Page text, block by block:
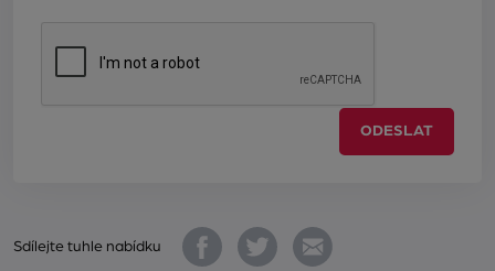
ODESLAT
Sdílejte tuhle nabídku